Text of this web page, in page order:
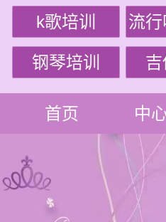
k歌培训 流行
钢琴培训 吉
首页 中